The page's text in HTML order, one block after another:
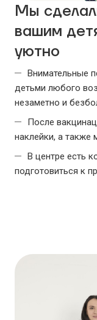
Мы
вашим
уютно
Внимательные
детьми любого
незаметно и
После
наклейки, a также
В центре есть
подготовиться к